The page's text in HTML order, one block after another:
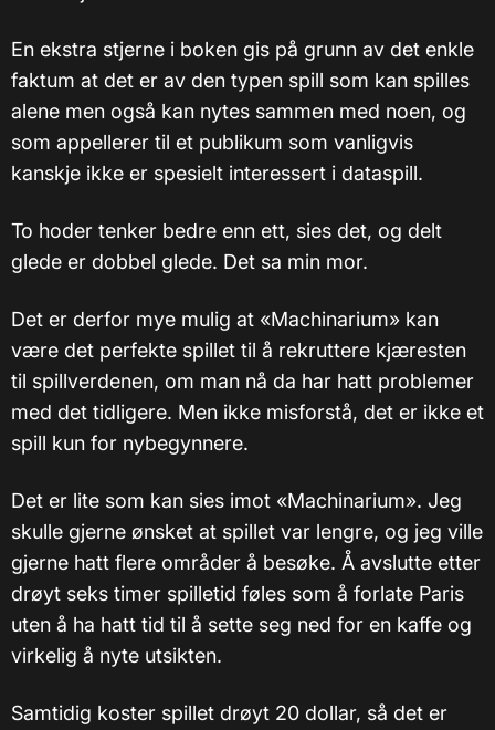
En ekstra stjerne i boken gis på grunn av det enkle
faktum at det er av den typen spill som kan spilles
alene men også kan nytes sammen med noen, og
som appellerer til et publikum som vanligvis
kanskje ikke er spesielt interessert i dataspill.
To hoder tenker bedre enn ett, sies det, og delt
glede er dobbel glede. Det sa min mor.
Det er derfor mye mulig at «Machinarium» kan
være det perfekte spillet til å rekruttere kjæresten
til spillverdenen, om man nå da har hatt problemer
med det tidligere. Men ikke misforstå, det er ikke et
spill kun for nybegynnere.
Det er lite som kan sies imot «Machinarium». Jeg
skulle gjerne ønsket at spillet var lengre, og jeg ville
gjerne hatt flere områder å besøke. Å avslutte etter
drøyt seks timer spilletid føles som å forlate Paris
uten å ha hatt tid til å sette seg ned for en kaffe og
virkelig å nyte utsikten.
Samtidig koster spillet drøyt 20 dollar, så det er